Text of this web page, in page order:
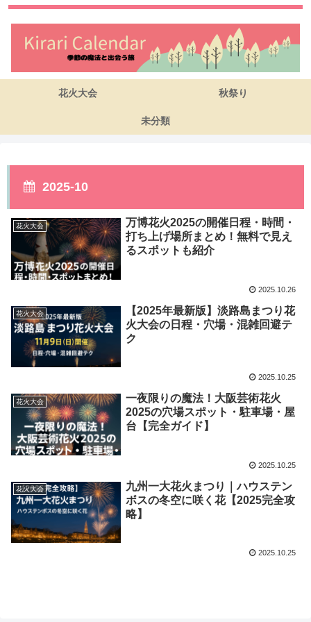
花火大会 秋祭り
未分類
2025-10
花火大会
万博花火2025の開催日程・時間・
打ち上げ場所まとめ！無料で見え
るスポットも紹介
2025.10.26
花火大会
【2025年最新版】淡路島まつり花
火大会の日程・穴場・混雑回避テ
ク
2025.10.25
花火大会
一夜限りの魔法！大阪芸術花火
2025の穴場スポット・駐車場・屋
台【完全ガイド】
2025.10.25
花火大会
九州一大花火まつり｜ハウステン
ボスの冬空に咲く花【2025完全攻
略】
2025.10.25